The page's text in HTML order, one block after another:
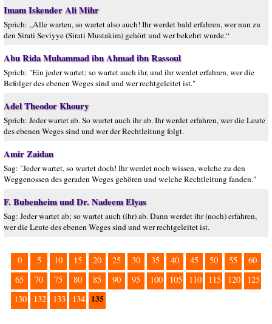
Imam Iskender Ali Mihr
Sprich: „Alle warten, so wartet also auch! Ihr werdet bald erfahren, wer nun zu
den Sirati Seviyye (Sirati Mustakim) gehört und wer bekehrt wurde.“
Abu Rida Muhammad ibn Ahmad ibn Rassoul
Sprich: "Ein jeder wartet; so wartet auch ihr, und ihr werdet erfahren, wer die
Befolger des ebenen Weges sind und wer rechtgeleitet ist."
Adel Theodor Khoury
Sprich: Jeder wartet ab. So wartet auch ihr ab. Ihr werdet erfahren, wer die Leute
des ebenen Weges sind und wer der Rechtleitung folgt.
Amir Zaidan
Sag: "Jeder wartet, so wartet doch! Ihr werdet noch wissen, welche zu den
Weggenossen des geraden Weges gehören und welche Rechtleitung fanden."
F. Bubenheim und Dr. Nadeem Elyas
Sag: Jeder wartet ab; so wartet auch (ihr) ab. Dann werdet ihr (noch) erfahren,
wer die Leute des ebenen Weges sind und wer rechtgeleitet ist.
0 5 10 15 20 25 30 35 40 45 50 55
60
65
70 75 80 85 90 95 100 105 110 115 120
125
130
132 133 134 135